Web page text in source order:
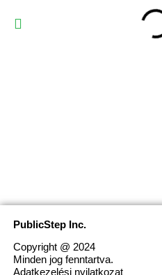
PublicStep Inc.
Copyright @ 2024
Minden jog fenntartva.
Adatkezelési nyilatkozat